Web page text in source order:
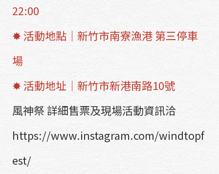
22:00
✸ 活動地點｜新竹市南寮漁港 第三停車
場
✸ 活動地址｜新竹市新港南路10號
風神祭 詳細售票及現場活動資訊洽
https://www.instagram.com/windtopf
est/